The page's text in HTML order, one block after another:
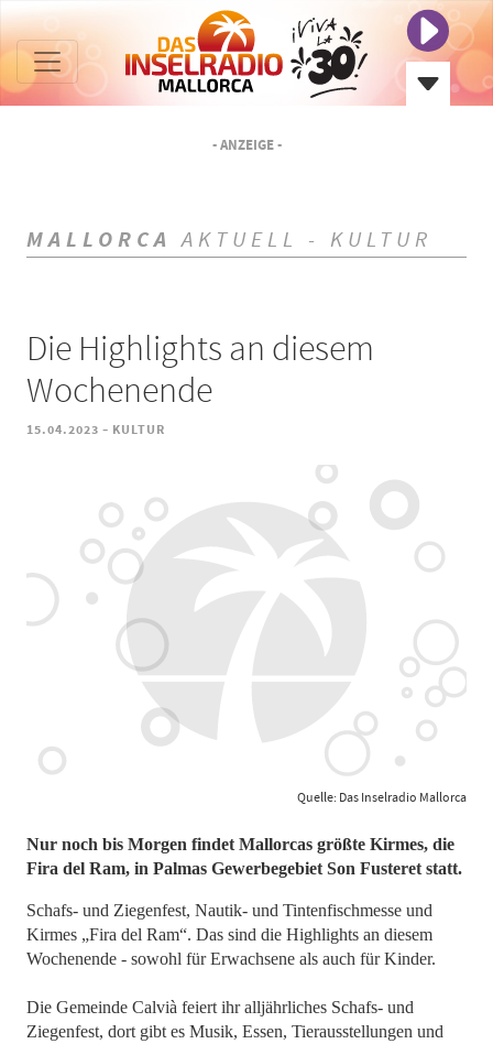
- ANZEIGE -
MALLORCA AKTUELL - KULTUR
Die Highlights an diesem
Wochenende
15.04.2023 - KULTUR
Quelle: Das Inselradio Mallorca
Nur noch bis Morgen findet Mallorcas größte Kirmes, die
Fira del Ram, in Palmas Gewerbegebiet Son Fusteret statt.
Schafs- und Ziegenfest, Nautik- und Tintenfischmesse und
Kirmes „Fira del Ram“. Das sind die Highlights an diesem
Wochenende - sowohl für Erwachsene als auch für Kinder.
Die Gemeinde Calvià feiert ihr alljährliches Schafs- und
Ziegenfest, dort gibt es Musik, Essen, Tierausstellungen und